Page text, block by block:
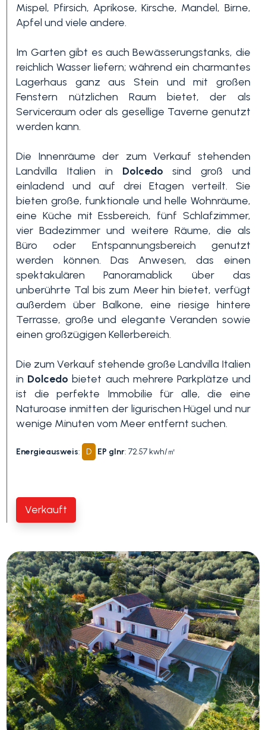
Mispel, Pfirsich, Aprikose, Kirsche, Mandel, Birne,
Apfel und viele andere.
Im Garten gibt es auch Bewässerungstanks, die
reichlich Wasser liefern; während ein charmantes
Lagerhaus ganz aus Stein und mit großen
Fenstern nützlichen Raum bietet, der als
Serviceraum oder als gesellige Taverne genutzt
werden kann.
Die Innenräume der zum Verkauf stehenden
Landvilla Italien in Dolcedo sind groß und
einladend und auf drei Etagen verteilt. Sie
bieten große, funktionale und helle Wohnräume,
eine Küche mit Essbereich, fünf Schlafzimmer,
vier Badezimmer und weitere Räume, die als
Büro oder Entspannungsbereich genutzt
werden können. Das Anwesen, das einen
spektakulären Panoramablick über das
unberührte Tal bis zum Meer hin bietet, verfügt
außerdem über Balkone, eine riesige hintere
Terrasse, große und elegante Veranden sowie
einen großzügigen Kellerbereich.
Die zum Verkauf stehende große Landvilla Italien
in Dolcedo bietet auch mehrere Parkplätze und
ist die perfekte Immobilie für alle, die eine
Naturoase inmitten der ligurischen Hügel und nur
wenige Minuten vom Meer entfernt suchen.
Energieausweis: D EP glnr: 72.57 kwh/㎡
Verkauft
Andere
Optionen
Mehrfachauswahl
Garten
Aufzug
Schwimmbad
Meerblick